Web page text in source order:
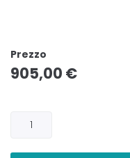
Prezzo
905,00 €